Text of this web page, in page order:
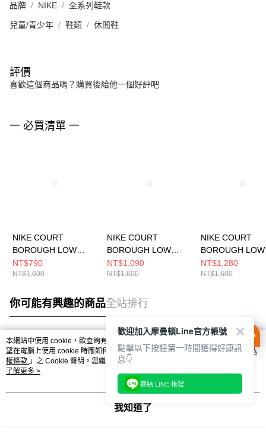
品牌 NIKE 全系列鞋款
兒童/青少年 鞋類 休閒鞋
評價
喜歡這個商品嗎？購買後給他一個好評吧
一 必買清單 一
NIKE COURT
BOROUGH LOW
RECRAFT (PS) 中大
童 休閒鞋 DV5457106
NT$790
NT$1,600
NIKE COURT
BOROUGH LOW
RECRAFT (PS) 中大
童 休閒鞋 DV5457135
NT$1,090
NT$1,600
NIKE COURT
BOROUGH LOW
RECRAFT (PS)
童 休閒鞋
NT$1,280
NT$1,600
你可能有興趣的商品全站排行
熱門標籤
本網站中使用 cookie，欲查詢有關本網站使用 cookie 方式之詳情，及若您不希
望在電腦上使用 cookie 時應如何變更電腦的 cookie 設定，請參閱本網站「
隱私
權條款 」之 Cookie 聲明。您繼續使用本網站即表示您同意本公司得按本網站使
用條款之 Cookie 聲明使用 cookie。
了解更多 >
我知道了
歡迎加入摩曼頓Line官方帳號
點擊以下按鈕第一時間獲得好康訊
息👇
連結 LINE 帳號